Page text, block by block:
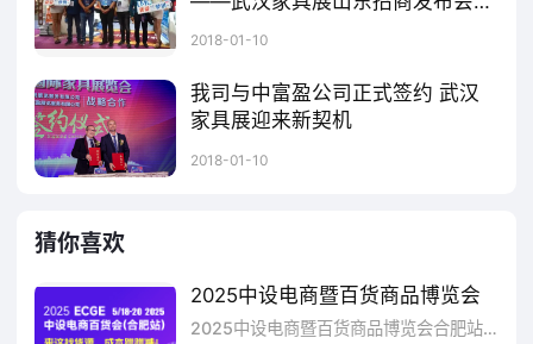
2018-01-10
我司与中富盈公司正式签约 武汉
家具展迎来新契机
2018-01-10
猜你喜欢
2025中设电商暨百货商品博览会
2025中设电商暨百货商品博览会合肥站正式启幕